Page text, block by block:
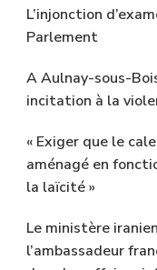
L’injonction
Parlement
A Aulnay-sous-
incitation à la
« Exiger que le
aménagé en
la laïcité »
Le ministère
l’ambassadeur